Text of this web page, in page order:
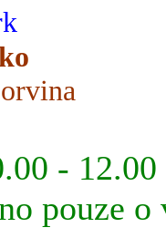
-
pouze o